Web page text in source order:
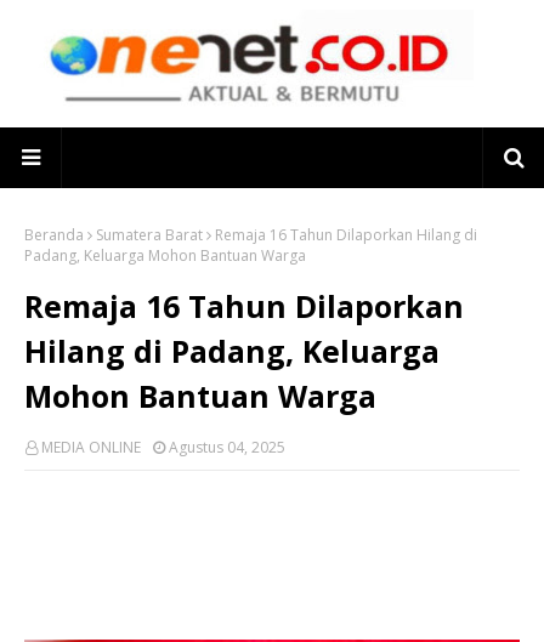
Beranda Sumatera Barat
Remaja 16 Tahun Dilaporkan Hilang di
Padang, Keluarga Mohon Bantuan Warga
Remaja 16 Tahun Dilaporkan
Hilang di Padang, Keluarga
Mohon Bantuan Warga
MEDIA ONLINE Agustus 04, 2025